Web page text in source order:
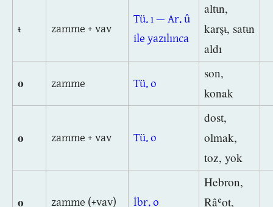
ᵼ zamme + vav
Tü. ı — Ar. û
ile yazılınca
altᵼn,
karşᵼ, satᵼn
aldı
o zamme Tü. o
son,
konak
o zamme + vav Tü. o
dost,
olmak,
toz, yok
o zamme (+vav) İbr. o
Hebron,
Râʿot,